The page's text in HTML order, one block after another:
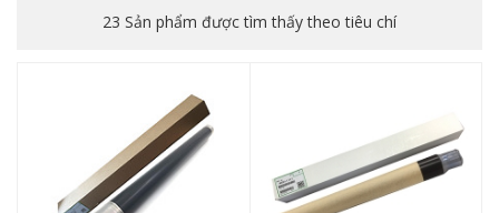
23 Sản phẩm được tìm thấy theo tiêu chí